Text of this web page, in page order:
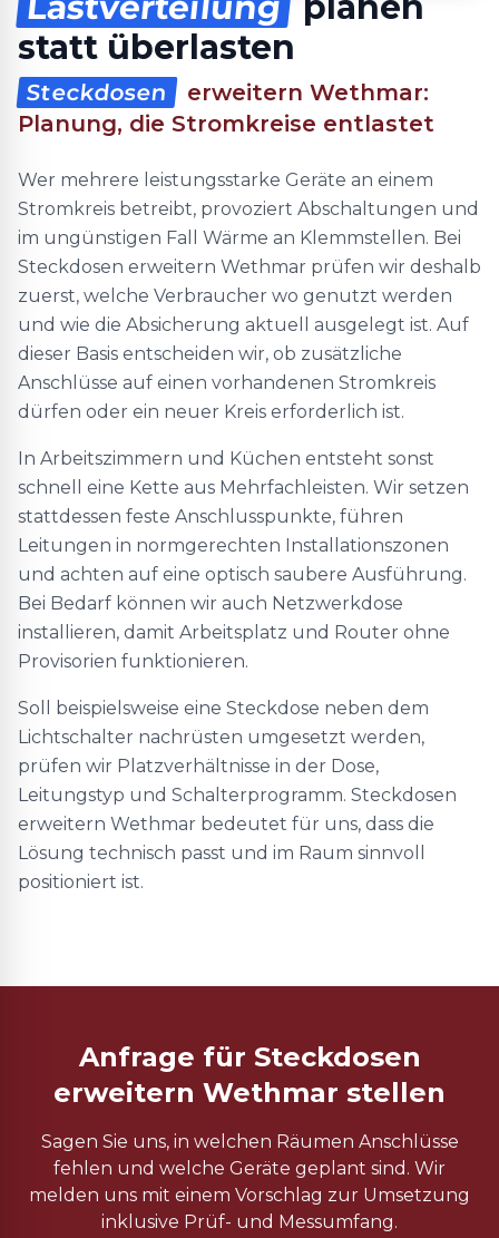
statt überlasten
Steckdosen
erweitern Wethmar:
Planung, die Stromkreise entlastet
Wer mehrere leistungsstarke Geräte an einem
Stromkreis betreibt, provoziert Abschaltungen und
im ungünstigen Fall Wärme an Klemmstellen. Bei
Steckdosen erweitern Wethmar prüfen wir deshalb
zuerst, welche Verbraucher wo genutzt werden
und wie die Absicherung aktuell ausgelegt ist. Auf
dieser Basis entscheiden wir, ob zusätzliche
Anschlüsse auf einen vorhandenen Stromkreis
dürfen oder ein neuer Kreis erforderlich ist.
In Arbeitszimmern und Küchen entsteht sonst
schnell eine Kette aus Mehrfachleisten. Wir setzen
stattdessen feste Anschlusspunkte, führen
Leitungen in normgerechten Installationszonen
und achten auf eine optisch saubere Ausführung.
Bei Bedarf können wir auch Netzwerkdose
installieren, damit Arbeitsplatz und Router ohne
Provisorien funktionieren.
Soll beispielsweise eine Steckdose neben dem
Lichtschalter nachrüsten umgesetzt werden,
prüfen wir Platzverhältnisse in der Dose,
Leitungstyp und Schalterprogramm. Steckdosen
erweitern Wethmar bedeutet für uns, dass die
Lösung technisch passt und im Raum sinnvoll
positioniert ist.
Anfrage für Steckdosen
erweitern Wethmar stellen
Sagen Sie uns, in welchen Räumen Anschlüsse
fehlen und welche Geräte geplant sind. Wir
melden uns mit einem Vorschlag zur Umsetzung
inklusive Prüf- und Messumfang.